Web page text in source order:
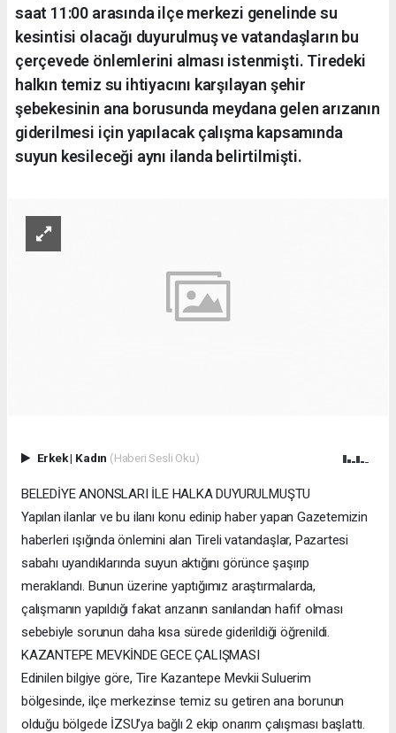
saat 11:00 arasında ilçe merkezi genelinde su
kesintisi olacağı duyurulmuş ve vatandaşların bu
çerçevede önlemlerini alması istenmişti. Tiredeki
halkın temiz su ihtiyacını karşılayan şehir
şebekesinin ana borusunda meydana gelen arızanın
giderilmesi için yapılacak çalışma kapsamında
suyun kesileceği aynı ilanda belirtilmişti.
Erkek| Kadın (Haberi Sesli Oku)
BELEDİYE ANONSLARI İLE HALKA DUYURULMUŞTU
Yapılan ilanlar ve bu ilanı konu edinip haber yapan Gazetemizin
haberleri ışığında önlemini alan Tireli vatandaşlar, Pazartesi
sabahı uyandıklarında suyun aktığını görünce şaşırıp
meraklandı. Bunun üzerine yaptığımız araştırmalarda,
çalışmanın yapıldığı fakat arızanın sanılandan hafif olması
sebebiyle sorunun daha kısa sürede giderildiği öğrenildi.
KAZANTEPE MEVKİNDE GECE ÇALIŞMASI
Edinilen bilgiye göre, Tire Kazantepe Mevkii Suluerim
bölgesinde, ilçe merkezinse temiz su getiren ana borunun
olduğu bölgede İZSU’ya bağlı 2 ekip onarım çalışması başlattı.